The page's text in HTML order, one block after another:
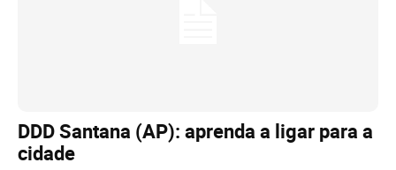
DDD Santana (AP): aprenda a ligar para a
cidade